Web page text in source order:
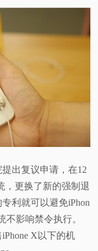
出复议申请，在12
，更换了新的强制退
利就可以避免iPhon
不影响禁令执行。
X以下的机